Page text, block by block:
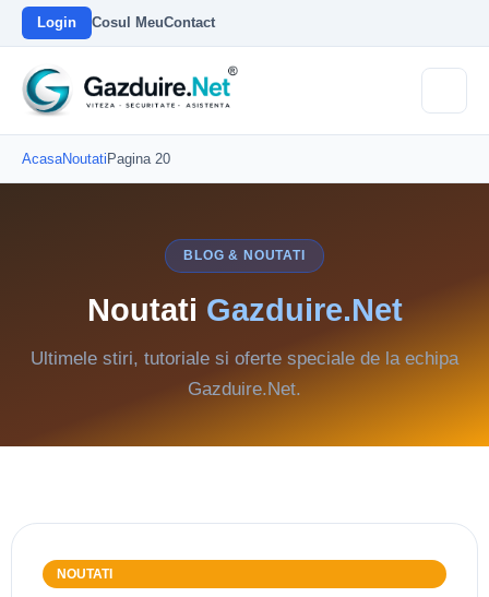
Login Cosul MeuContact
AcasaNoutati Pagina 20
BLOG & NOUTATI
Noutati Gazduire.Net
Ultimele stiri, tutoriale si oferte speciale de la echipa
Gazduire.Net.
NOUTATI